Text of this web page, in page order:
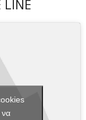
LINE